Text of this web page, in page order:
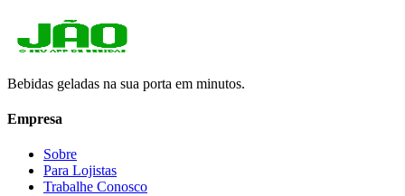
Bebidas geladas na sua porta em minutos.
Empresa
Sobre
Para Lojistas
Trabalhe Conosco